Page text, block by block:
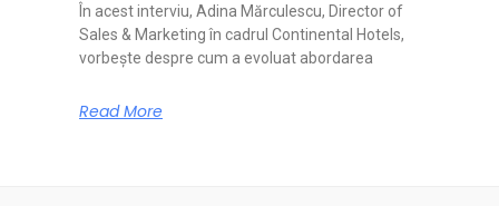
În acest interviu, Adina Mărculescu, Director of
Sales & Marketing în cadrul Continental Hotels,
vorbește despre cum a evoluat abordarea
Read More